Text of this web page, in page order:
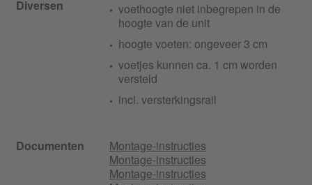
Diversen
voethoogte niet inbegrepen in de
hoogte van de unit
hoogte voeten: ongeveer 3 cm
voetjes kunnen ca. 1 cm worden
versteld
incl. versterkingsrail
Documenten
Montage-instructies
Montage-instructies
Montage-instructies